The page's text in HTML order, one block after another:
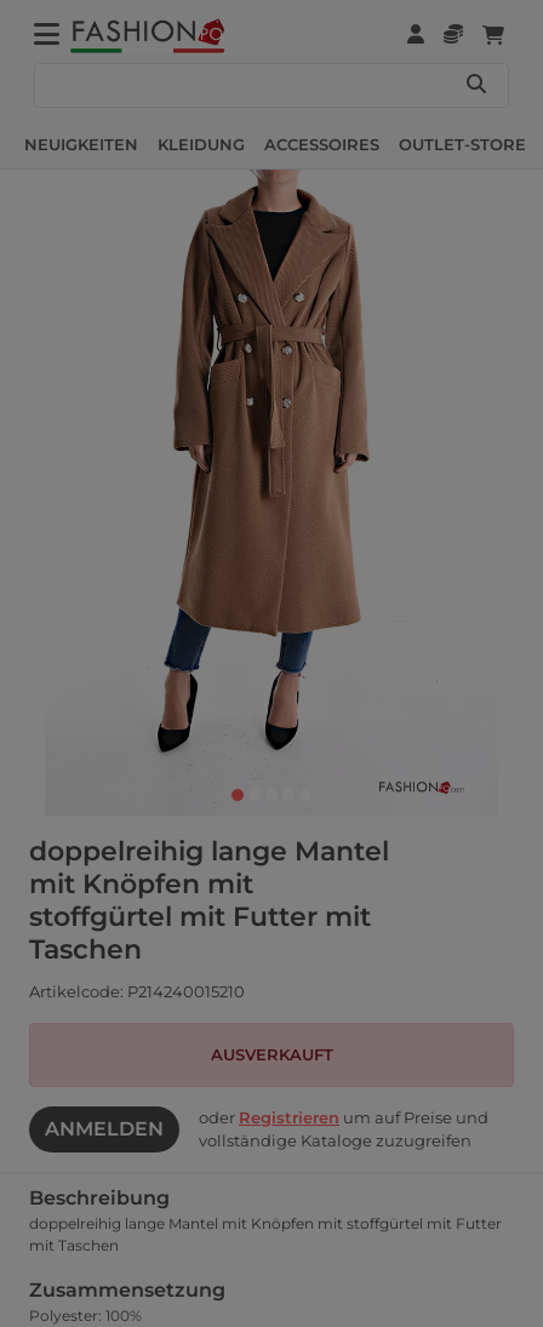
NEUIGKEITEN KLEIDUNG ACCESSOIRES OUTLET-STORE
doppelreihig lange Mantel
mit Knöpfen mit
stoffgürtel mit Futter mit
Taschen
Artikelcode: P214240015210
AUSVERKAUFT
ANMELDEN oder Registrieren um auf Preise und
vollständige Kataloge zuzugreifen
Beschreibung
doppelreihig lange Mantel mit Knöpfen mit stoffgürtel mit Futter
mit Taschen
Zusammensetzung
Polyester: 100%